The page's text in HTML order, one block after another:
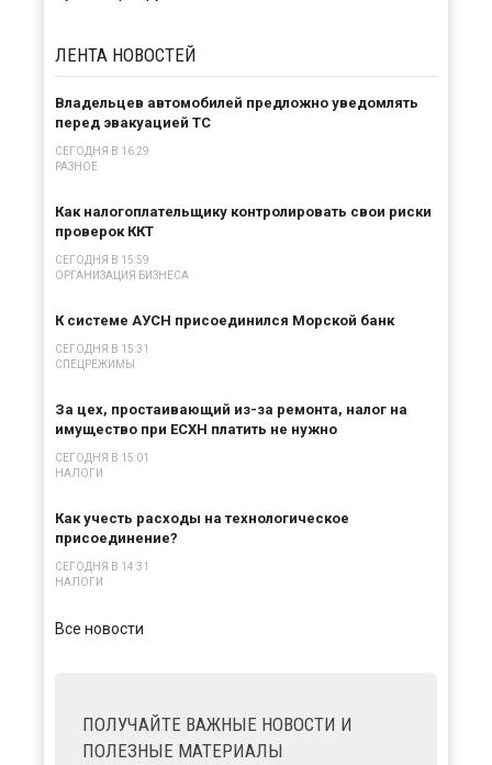
ЛЕНТА НОВОСТЕЙ
Владельцев автомобилей предложно уведомлять
перед эвакуацией ТС
СЕГОДНЯ В 16:29
РАЗНОЕ
Как налогоплательщику контролировать свои риски
проверок ККТ
СЕГОДНЯ В 15:59
ОРГАНИЗАЦИЯ БИЗНЕСА
К системе АУСН присоединился Морской банк
СЕГОДНЯ В 15:31
СПЕЦРЕЖИМЫ
За цех, простаивающий из-за ремонта, налог на
имущество при ЕСХН платить не нужно
СЕГОДНЯ В 15:01
НАЛОГИ
Как учесть расходы на технологическое
присоединение?
СЕГОДНЯ В 14:31
НАЛОГИ
Все новости
ПОЛУЧАЙТЕ ВАЖНЫЕ НОВОСТИ И
ПОЛЕЗНЫЕ МАТЕРИАЛЫ